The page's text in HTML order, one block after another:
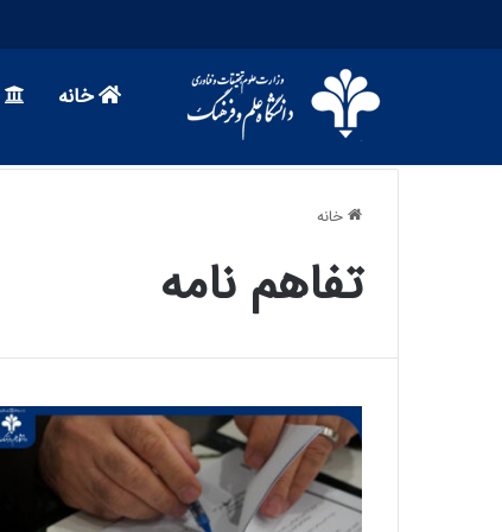
خانه
خانه
تفاهم نامه